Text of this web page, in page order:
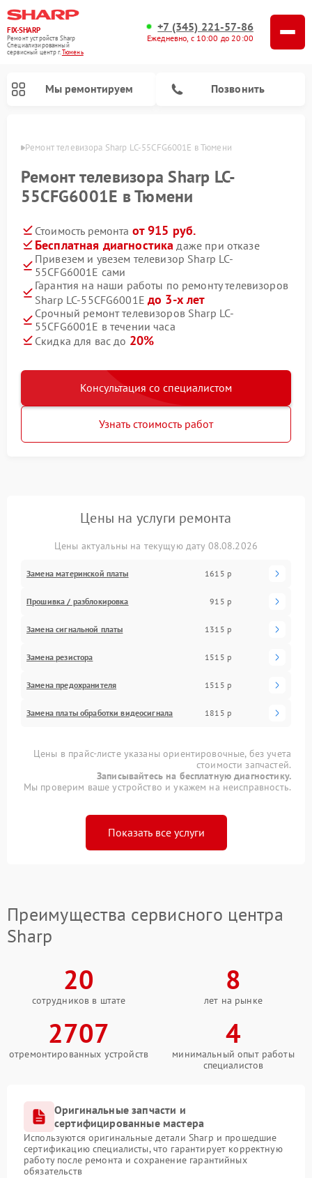
FIX-SHARP
Ремонт устройств Sharp
Специализированный
cервисный центр г.Тюмень
+7 (345) 221-57-86
Ежедневно, с 10:00 до 20:00
Мы ремонтируем Позвонить
Ремонт телевизора Sharp LC-55CFG6001E в Тюмени
Ремонт телевизора Sharp LC-
55CFG6001E в Тюмени
Стоимость ремонта от 915 руб.
Бесплатная диагностика даже при отказе
Привезем и увезем телевизор Sharp LC-
55CFG6001E сами
Гарантия на наши работы по ремонту телевизоров
Sharp LC-55CFG6001E до 3-х лет
Срочный ремонт телевизоров Sharp LC-
55CFG6001E в течении часа
Скидка для вас до 20%
Консультация со специалистом
Узнать стоимость работ
Цены на услуги ремонта
Цены актуальны на текущую дату 08.08.2026
Замена материнской платы 1615 р
Прошивка / разблокировка 915 р
Замена сигнальной платы 1315 р
Замена резистора 1515 р
Замена предохранителя 1515 р
Замена платы обработки видеосигнала 1815 р
Цены в прайс-листе указаны ориентировочные, без учета
стоимости запчастей.
Записывайтесь на бесплатную диагностику.
Мы проверим ваше устройство и укажем на неисправность.
Показать все услуги
Преимущества сервисного центра
Sharp
20
сотрудников в штате
8
лет на рынке
2707
отремонтированных устройств
4
минимальный опыт работы
специалистов
Оригинальные запчасти и
сертифицированные мастера
Используются оригинальные детали Sharp и прошедшие
сертификацию специалисты, что гарантирует корректную
работу после ремонта и сохранение гарантийных
обязательств